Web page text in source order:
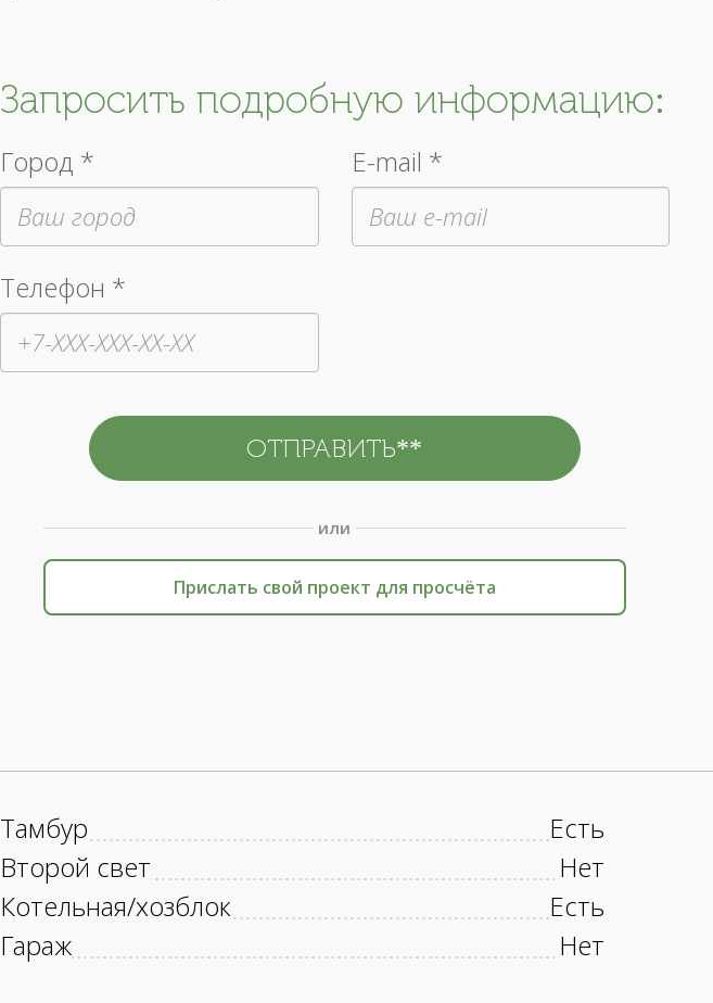
Запросить подробную информацию:
Город * E-mail *
Телефон *
или
Прислать свой проект для просчёта
Тамбур
Есть
Второй свет
Нет
Котельная/хозблок
Есть
Гараж
Нет